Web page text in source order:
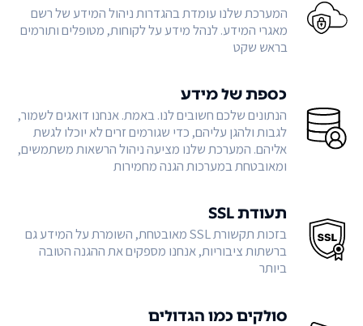
המערכת שלנו עומדת בהגדרות ניהול המידע של רשם
מאגרי המידע. לנהל מידע על לקוחות, מטופלים ותורמים
בראש שקט
כספת של מידע
הנתונים שלכם חשובים לנו. באמת. אנחנו דואגים לשמור,
לגבות ולהגן עליהם, כדי שגורמים זרים לא יוכלו לגשת
אליהם. המערכת שלנו מציעה ניהול הרשאות משתמשים,
ומאובטחת במערכות הגנה מחמירות
תעודת SSL
בזכות תקשורת SSL מאובטחת, השומרת על המידע גם
ברשתות ציבוריות, אנחנו מספקים את ההגנה הטובה
ביותר
סולקים כמו הגדולים